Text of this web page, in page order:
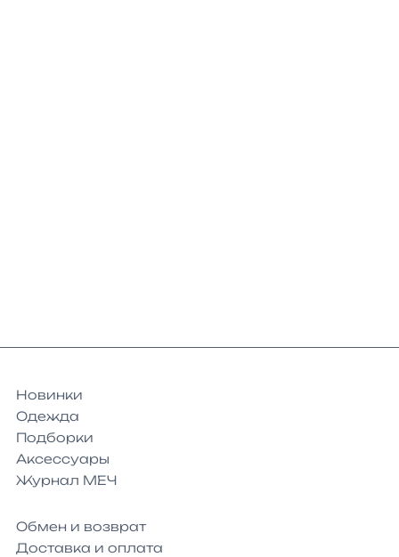
Новинки
Одежда
Подборки
Аксессуары
Журнал МЕЧ
Обмен и возврат
Доставка и оплата